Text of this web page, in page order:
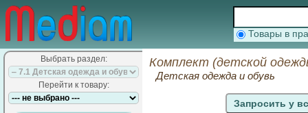
Товары в
Выбрать раздел:
Перейти к товару:
Комплект (детской
Детская одежда и обувь
Запросить у